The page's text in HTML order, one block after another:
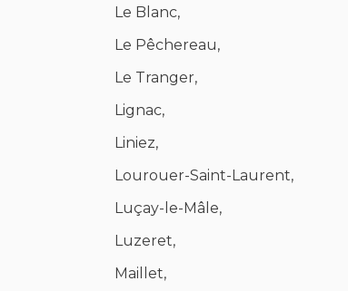
Le Blanc,
Le Pêchereau,
Le Tranger,
Lignac,
Liniez,
Lourouer-Saint-Laurent,
Luçay-le-Mâle,
Luzeret,
Maillet,